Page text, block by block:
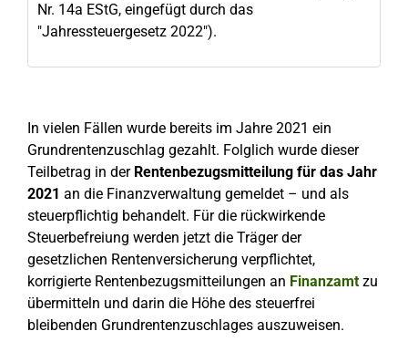
Nr. 14a EStG, eingefügt durch das
"Jahressteuergesetz 2022").
In vielen Fällen wurde bereits im Jahre 2021 ein
Grundrentenzuschlag gezahlt. Folglich wurde dieser
Teilbetrag in der Rentenbezugsmitteilung für das Jahr
2021 an die Finanzverwaltung gemeldet – und als
steuerpflichtig behandelt. Für die rückwirkende
Steuerbefreiung werden jetzt die Träger der
gesetzlichen Rentenversicherung verpflichtet,
korrigierte Rentenbezugsmitteilungen an Finanzamtzu
übermitteln und darin die Höhe des steuerfrei
bleibenden Grundrentenzuschlages auszuweisen.